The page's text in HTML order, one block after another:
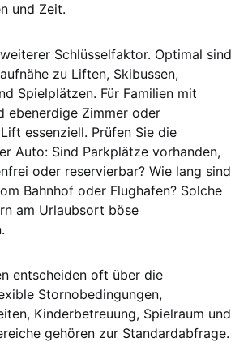
und Zeit.
Schlüsselfaktor. Optimal sind
zu Liften, Skibussen,
Spielplätzen. Für Familien mit
ebenerdige Zimmer oder
essenziell. Prüfen Sie die
Auto: Sind Parkplätze vorhanden,
oder reservierbar? Wie lang sind
Bahnhof oder Flughafen? Solche
am Urlaubsort böse
entscheiden oft über die
Stornobedingungen,
Kinderbetreuung, Spielraum und
gehören zur Standardabfrage.